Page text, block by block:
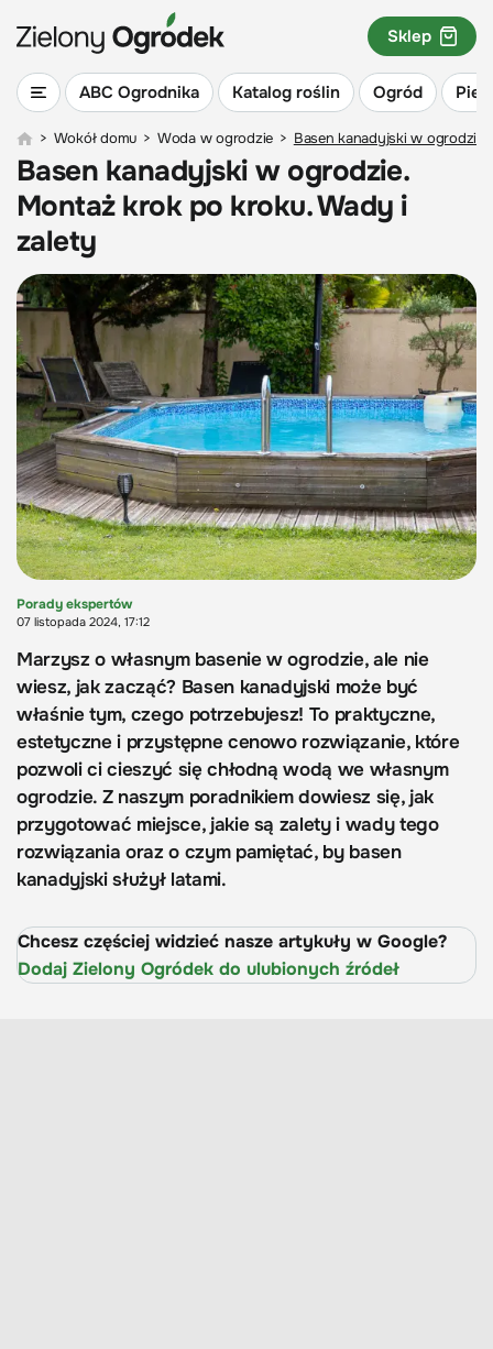
ABC Ogrodnika Katalog roślin Ogród
Sklep
> Wokół domu > Woda w ogrodzie > Basen kanadyjski w
Basen kanadyjski w ogrodzie.
Montaż krok po kroku. Wady i
zalety
Porady ekspertów
07 listopada 2024, 17:12
Marzysz o własnym basenie w ogrodzie, ale nie
wiesz, jak zacząć? Basen kanadyjski może być
właśnie tym, czego potrzebujesz! To praktyczne,
estetyczne i przystępne cenowo rozwiązanie, które
pozwoli ci cieszyć się chłodną wodą we własnym
ogrodzie. Z naszym poradnikiem dowiesz się, jak
przygotować miejsce, jakie są zalety i wady tego
rozwiązania oraz o czym pamiętać, by basen
kanadyjski służył latami.
Chcesz częściej widzieć nasze artykuły w Google?
Dodaj Zielony Ogródek do ulubionych źródeł